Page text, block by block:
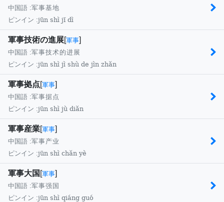
中国語 :军事基地
ピンイン :jūn shì jī dì
軍事技術の進展[軍事]
中国語 :军事技术的进展
ピンイン :jūn shì jì shù de jìn zhǎn
軍事拠点[軍事]
中国語 :军事据点
ピンイン :jūn shì jù diǎn
軍事産業[軍事]
中国語 :军事产业
ピンイン :jūn shì chǎn yè
軍事大国 [軍事]
中国語 :军事强国
ピンイン :jūn shì qiáng guó